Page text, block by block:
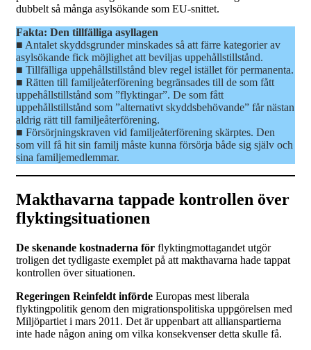
dubbelt så många asylsökande som EU-snittet.
Fakta: Den tillfälliga asyllagen
■ Antalet skyddsgrunder minskades så att färre kategorier av
asylsökande fick möjlighet att beviljas uppehållstillstånd.
■ Tillfälliga uppehållstillstånd blev regel istället för permanenta.
■ Rätten till familjeåterförening begränsades till de som fått
uppehållstillstånd som ”flyktingar”. De som fått
uppehållstillstånd som ”alternativt skyddsbehövande” får nästan
aldrig rätt till familjeåterförening.
■ Försörjningskraven vid familjeåterförening skärptes. Den
som vill få hit sin familj måste kunna försörja både sig själv och
sina familjemedlemmar.
Makthavarna tappade kontrollen över
flyktingsituationen
De skenande kostnaderna för flyktingmottagandet utgör
troligen det tydligaste exemplet på att makthavarna hade tappat
kontrollen över situationen.
Regeringen Reinfeldt införde Europas mest liberala
flyktingpolitik genom den migrationspolitiska uppgörelsen med
Miljöpartiet i mars 2011. Det är uppenbart att allianspartierna
inte hade någon aning om vilka konsekvenser detta skulle få.